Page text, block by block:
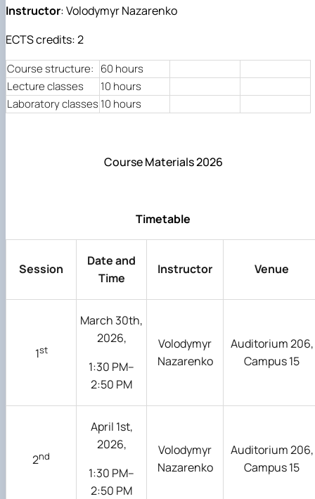
Mentoring of master's students of the ONP
Agroengineering in June
Students’ and teachers’ success in COPILOT
course "Robotic systems in sustainab…
Future engineers completed AI-referred
within the COPILOT project
Modern Applications and Services Practical
Workshop lecture
Instructor: Volodymyr Nazarenko
ECTS credits: 2
Course structure: 60 hours
Lecture classes
10 hours
Laboratory classes10 hours
Course Materials 2026
Timetable
Session
Date and
Time
Instructor Venue
1st
March 30th,
2026,
1:30 PM–
2:50 PM
Volodymyr
Nazarenko
Auditorium 206,
Campus 15
2nd
April 1st,
2026,
1:30 PM–
2:50 PM
Volodymyr
Nazarenko
Auditorium 206,
Campus 15